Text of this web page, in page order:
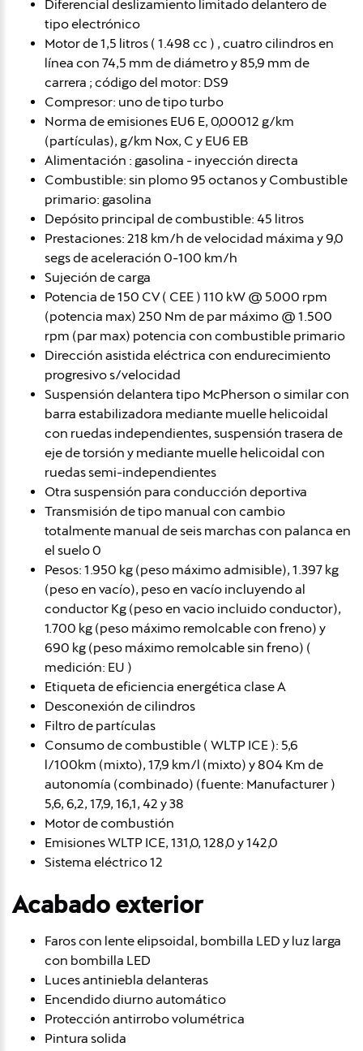
Diferencial deslizamiento limitado delantero de
tipo electrónico
Motor de 1,5 litros ( 1.498 cc ) , cuatro cilindros en
línea con 74,5 mm de diámetro y 85,9 mm de
carrera ; código del motor: DS9
Compresor: uno de tipo turbo
Norma de emisiones EU6 E, 0,00012 g/km
(partículas), g/km Nox, C y EU6 EB
Alimentación : gasolina - inyección directa
Combustible: sin plomo 95 octanos y Combustible
primario: gasolina
Depósito principal de combustible: 45 litros
Prestaciones: 218 km/h de velocidad máxima y 9,0
segs de aceleración 0-100 km/h
Sujeción de carga
Potencia de 150 CV ( CEE ) 110 kW @ 5.000 rpm
(potencia max) 250 Nm de par máximo @ 1.500
rpm (par max) potencia con combustible primario
Dirección asistida eléctrica con endurecimiento
progresivo s/velocidad
Suspensión delantera tipo McPherson o similar con
barra estabilizadora mediante muelle helicoidal
con ruedas independientes, suspensión trasera de
eje de torsión y mediante muelle helicoidal con
ruedas semi-independientes
Otra suspensión para conducción deportiva
Transmisión de tipo manual con cambio
totalmente manual de seis marchas con palanca en
el suelo 0
Pesos: 1.950 kg (peso máximo admisible), 1.397 kg
(peso en vacío), peso en vacío incluyendo al
conductor Kg (peso en vacio incluido conductor),
1.700 kg (peso máximo remolcable con freno) y
690 kg (peso máximo remolcable sin freno) (
medición: EU )
Etiqueta de eficiencia energética clase A
Desconexión de cilindros
Filtro de partículas
Consumo de combustible ( WLTP ICE ): 5,6
l/100km (mixto), 17,9 km/l (mixto) y 804 Km de
autonomía (combinado) (fuente: Manufacturer )
5,6, 6,2, 17,9, 16,1, 42 y 38
Motor de combustión
Emisiones WLTP ICE, 131,0, 128,0 y 142,0
Sistema eléctrico 12
Acabado exterior
Faros con lente elipsoidal, bombilla LED y luz larga
con bombilla LED
Luces antiniebla delanteras
Encendido diurno automático
Protección antirrobo volumétrica
Pintura solida